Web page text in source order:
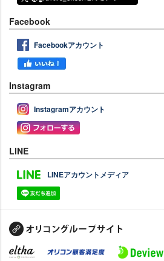
Facebook
Facebookアカウント
Instagram
Instagramアカウント
LINE
LINEアカウントメディア